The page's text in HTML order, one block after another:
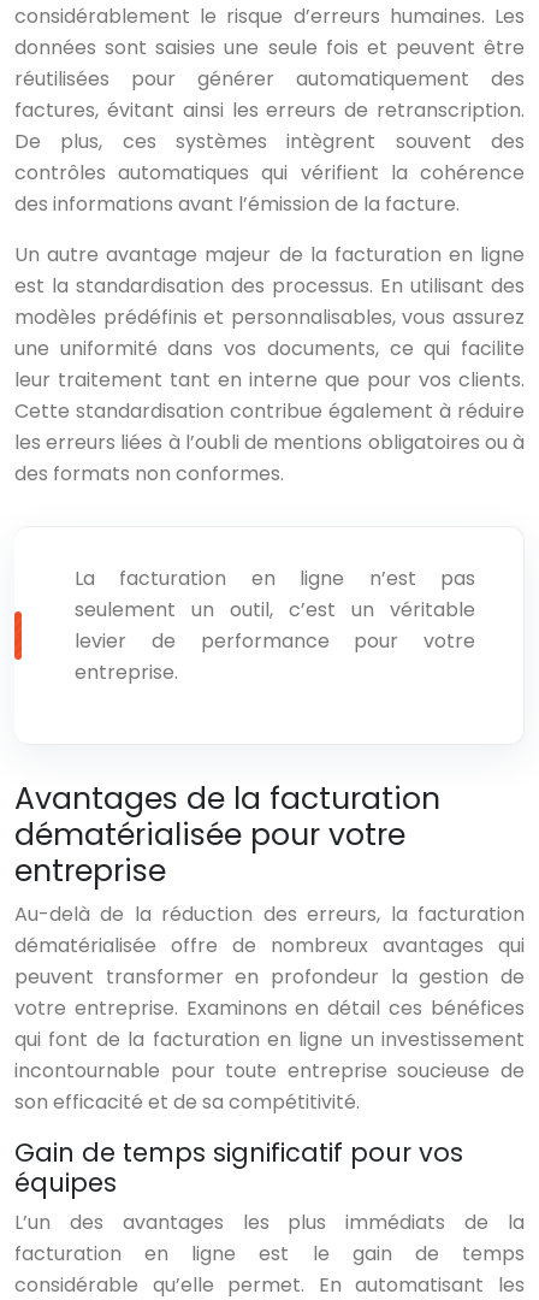
considérablement le risque d’erreurs humaines. Les
données sont saisies une seule fois et peuvent être
réutilisées pour générer automatiquement des
factures, évitant ainsi les erreurs de retranscription.
De plus, ces systèmes intègrent souvent des
contrôles automatiques qui vérifient la cohérence
des informations avant l’émission de la facture.
Un autre avantage majeur de la facturation en ligne
est la standardisation des processus. En utilisant des
modèles prédéfinis et personnalisables, vous assurez
une uniformité dans vos documents, ce qui facilite
leur traitement tant en interne que pour vos clients.
Cette standardisation contribue également à réduire
les erreurs liées à l’oubli de mentions obligatoires ou à
des formats non conformes.
La facturation en ligne n’est pas
seulement un outil, c’est un véritable
levier de performance pour votre
entreprise.
Avantages de la facturation
dématérialisée pour votre
entreprise
Au-delà de la réduction des erreurs, la facturation
dématérialisée offre de nombreux avantages qui
peuvent transformer en profondeur la gestion de
votre entreprise. Examinons en détail ces bénéfices
qui font de la facturation en ligne un investissement
incontournable pour toute entreprise soucieuse de
son efficacité et de sa compétitivité.
Gain de temps significatif pour vos
équipes
L’un des avantages les plus immédiats de la
facturation en ligne est le gain de temps
considérable qu’elle permet. En automatisant les